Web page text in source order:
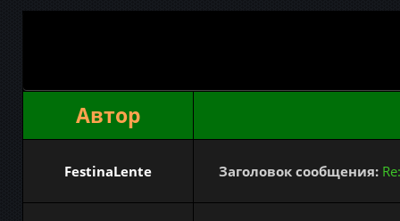
Автор
FestinaLente Заголовок сообщения: